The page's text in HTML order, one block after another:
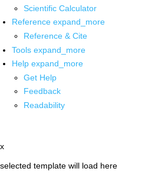
Scientific Calculator
Reference expand_more
Reference & Cite
Tools expand_more
Help expand_more
Get Help
Feedback
Readability
x
selected template will load here